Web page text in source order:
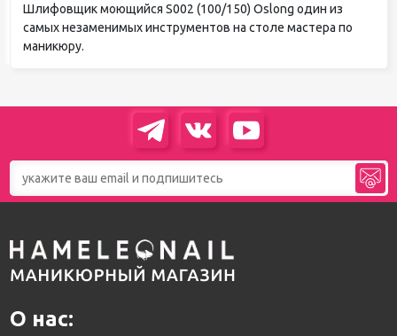
Шлифовщик моющийся S002 (100/150) Oslong один из
самых незаменимых инструментов на столе мастера по
маникюру.
О нас: